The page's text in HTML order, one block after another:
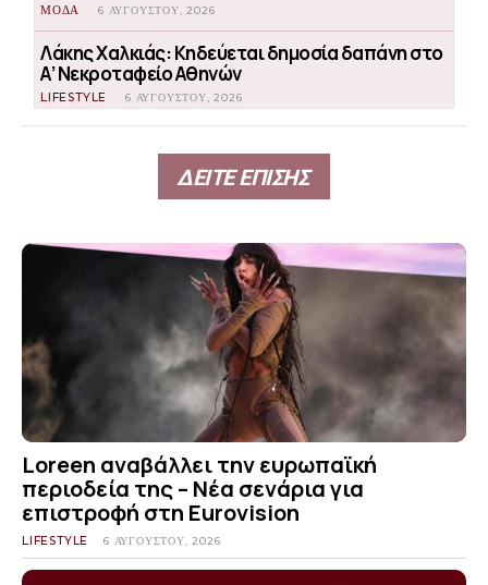
ΜΟΔΑ 6 ΑΥΓΟΎΣΤΟΥ, 2026
Λάκης Χαλκιάς: Κηδεύεται δημοσία δαπάνη στο
Α’ Νεκροταφείο Αθηνών
LIFESTYLE 6 ΑΥΓΟΎΣΤΟΥ, 2026
ΔΕΙΤΕ ΕΠΙΣΗΣ
Loreen αναβάλλει την ευρωπαϊκή
περιοδεία της – Νέα σενάρια για
επιστροφή στη Eurovision
LIFESTYLE 6 ΑΥΓΟΎΣΤΟΥ, 2026